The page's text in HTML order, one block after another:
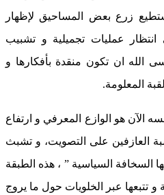
زرع بعض المساحيق لإظهار
عمليات تجميلية و تشبيب
الله ان تكون منقدة بأفكارها و
المعلومة.
الآن هو الوازع المعرفي و ارتفاع
العازفين على التصويت، و تشبث
السخافة السياسية ” ، هذه الطبقة
تتبعها عبر الخلويات حول ما يروج